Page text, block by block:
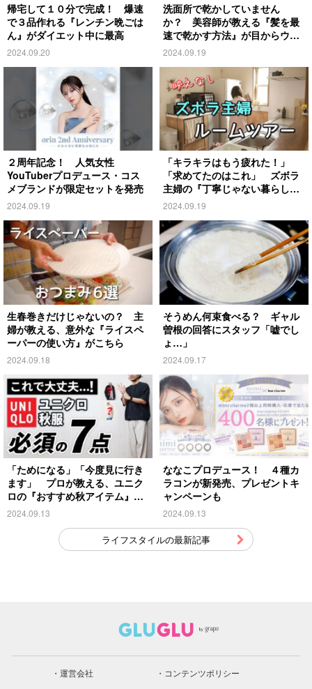
帰宅して１０分で完成！ 爆速
で３品作れる『レンチン晩ごは
ん』がダイエット中に最高
2024.09.20
洗面所で乾かしていません
か？ 美容師が教える『髪を最
速で乾かす方法』が目からウロ
コ
2024.09.19
２周年記念！ 人気女性
YouTuberプロデュース・コス
メブランドが限定セットを発売
2024.09.19
「キラキラはもう疲れた！」
「求めてたのはこれ」 ズボラ
主婦の『丁寧じゃない暮らし』
がこちら
2024.09.19
生春巻きだけじゃないの？ 主
婦が教える、意外な『ライスペ
ーパーの使い方』がこちら
2024.09.18
そうめん何束食べる？ ギャル
曽根の回答にスタッフ「嘘でし
ょ…」
2024.09.17
「ためになる」「今度見に行き
ます」 プロが教える、ユニク
ロの『おすすめ秋アイテム』が
こちら
2024.09.13
ななこプロデュース！ ４種カ
ラコンが新発売、プレゼントキ
ャンペーンも
2024.09.13
ライフスタイルの最新記事
運営会社
コンテンツポリシー